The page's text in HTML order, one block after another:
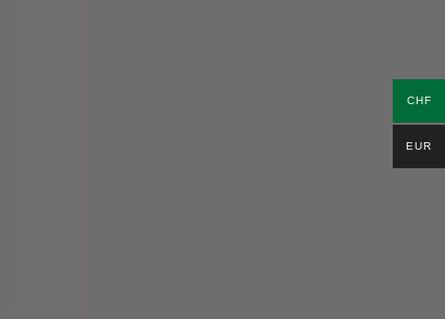
CHF
EUR